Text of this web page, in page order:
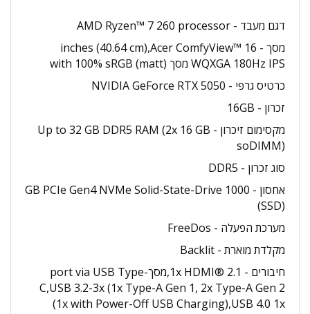
דגם מעבד - AMD Ryzen™ 7 260 processor
מסך - 16 inches (40.64 cm),Acer ComfyView™
WQXGA 180Hz IPS מסך with 100% sRGB (matt)
כרטיס גרפי - NVIDIA GeForce RTX 5050
זכרון - 16GB
מקסימום זיכרון - Up to 32 GB DDR5 RAM (2x 16 GB
soDIMM)
סוג זכרון - DDR5
אחסון - 1000 GB PCIe Gen4 NVMe Solid-State-Drive
(SSD)
מערכת הפעלה - FreeDos
מקלדת מוארת - Backlit
חיבורים - 1x HDMI® 2.1,מסךport via USB Type-
C,USB 3.2-3x (1x Type-A Gen 1, 2x Type-A Gen 2
(1x with Power-Off USB Charging),USB 4.0 1x